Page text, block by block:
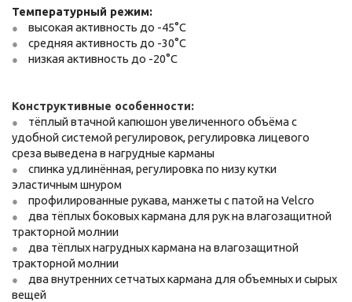
Температурный режим:
высокая активность до -45°С
средняя активность до -30°С
низкая активность до -20°С
Конструктивные особенности:
тёплый втачной капюшон увеличенного объёма с
удобной системой регулировок, регулировка лицевого
среза выведена в нагрудные карманы
спинка удлинённая, регулировка по низу кутки
эластичным шнуром
профилированные рукава, манжеты с патой на Velcro
два тёплых боковых кармана для рук на влагозащитной
тракторной молнии
два тёплых нагрудных кармана на влагозащитной
тракторной молнии
два внутренних сетчатых кармана для объемных и сырых
вещей